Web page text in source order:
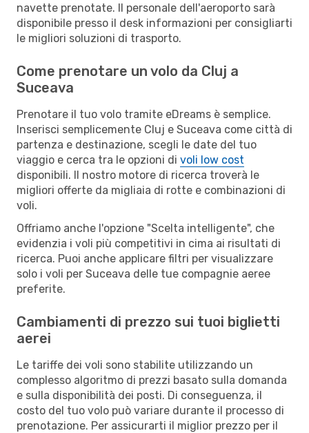
navette prenotate. Il personale dell'aeroporto sarà
disponibile presso il desk informazioni per consigliarti
le migliori soluzioni di trasporto.
Come prenotare un volo da Cluj a
Suceava
Prenotare il tuo volo tramite eDreams è semplice.
Inserisci semplicemente Cluj e Suceava come città di
partenza e destinazione, scegli le date del tuo
viaggio e cerca tra le opzioni di voli low cost
disponibili. Il nostro motore di ricerca troverà le
migliori offerte da migliaia di rotte e combinazioni di
voli.
Offriamo anche l'opzione "Scelta intelligente", che
evidenzia i voli più competitivi in cima ai risultati di
ricerca. Puoi anche applicare filtri per visualizzare
solo i voli per Suceava delle tue compagnie aeree
preferite.
Cambiamenti di prezzo sui tuoi biglietti
aerei
Le tariffe dei voli sono stabilite utilizzando un
complesso algoritmo di prezzi basato sulla domanda
e sulla disponibilità dei posti. Di conseguenza, il
costo del tuo volo può variare durante il processo di
prenotazione. Per assicurarti il miglior prezzo per il